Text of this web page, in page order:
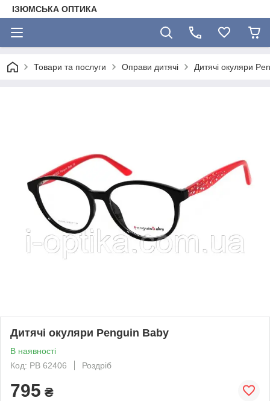
ІЗЮМСЬКА ОПТИКА
Товари та послуги Оправи дитячі Дитячі окуляри
Дитячі окуляри Penguin Baby
В наявності
Код: PB 62406
Роздріб
795 ₴